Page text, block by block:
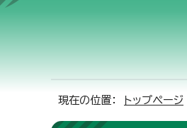
現在の位置： トップページ